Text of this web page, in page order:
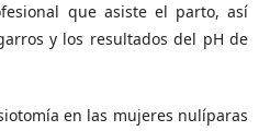
que asiste el parto, así
y los resultados del pH de
en las mujeres nulíparas